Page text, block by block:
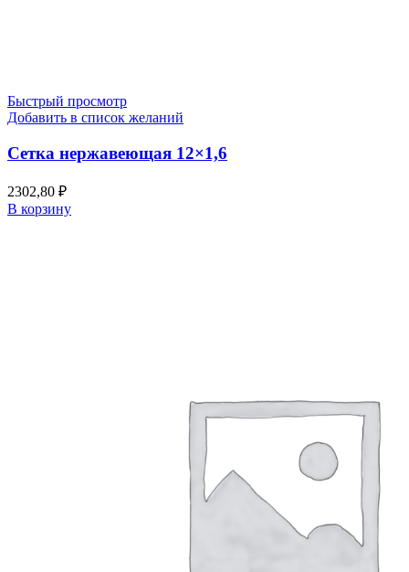
Быстрый просмотр
Добавить в список желаний
Сетка нержавеющая 12×1,6
2302,80 ₽
В корзину